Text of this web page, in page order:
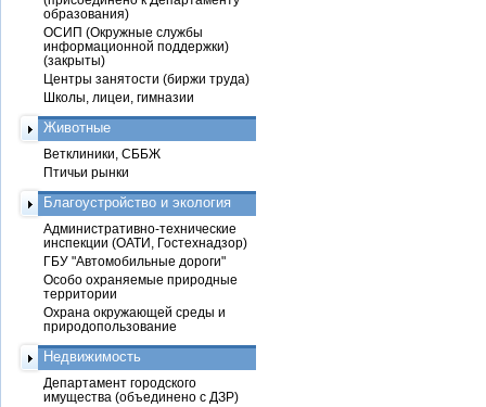
образования)
ОСИП (Окружные службы
информационной поддержки)
(закрыты)
Центры занятости (биржи труда)
Школы, лицеи, гимназии
Животные
Ветклиники, СББЖ
Птичьи рынки
Благоустройство и экология
Административно-технические
инспекции (ОАТИ, Гостехнадзор)
ГБУ "Автомобильные дороги"
Особо охраняемые природные
территории
Охрана окружающей среды и
природопользование
Недвижимость
Департамент городского
имущества (объединено с ДЗР)